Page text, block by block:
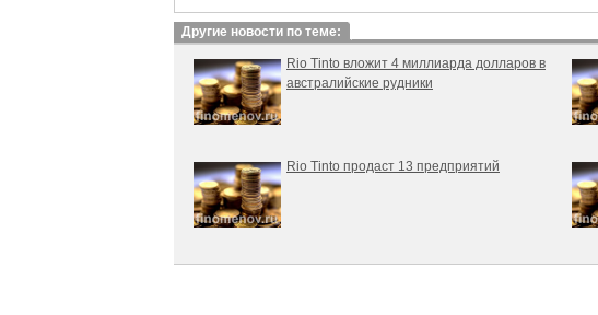
Другие новости по теме:
Rio Tinto вложит 4 миллиарда долларов в
австралийские рудники
Rio Tinto продаст 13 предприятий